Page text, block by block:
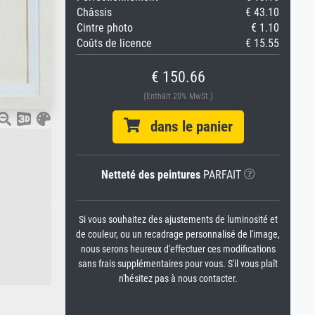
Châssis
€ 43.10
Cintre photo
€ 1.10
Coûts de licence
€ 15.55
€ 150.66
(Enthält 20% MwSt.)
dans le panier
Netteté des peinturesPARFAIT
Si vous souhaitez des ajustements de luminosité et
de couleur, ou un recadrage personnalisé de l'image,
nous serons heureux d'effectuer ces modifications
sans frais supplémentaires pour vous. S'il vous plaît
n'hésitez pas à nous contacter.